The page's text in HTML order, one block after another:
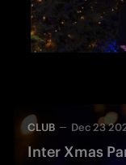
CLUB Dec 23
Inter Xmas